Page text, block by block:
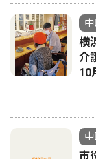
横
介
10
市